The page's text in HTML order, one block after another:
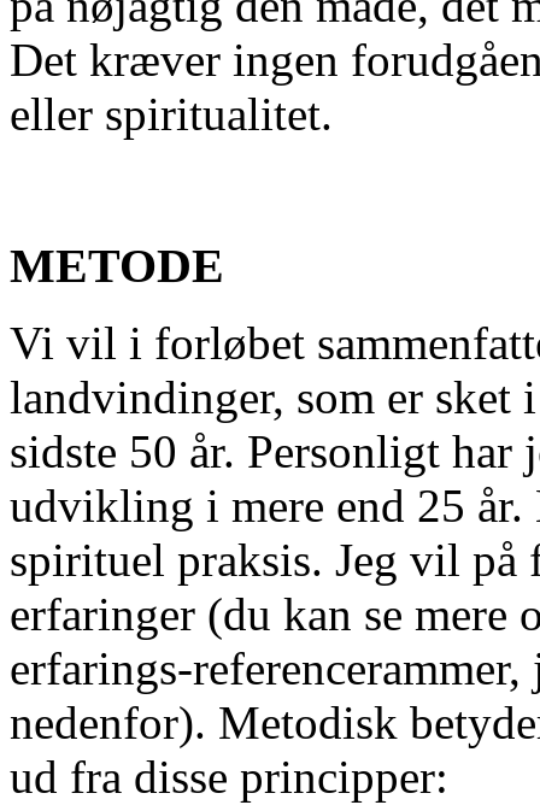
Det kræver ingen
eller spiritualitet.
METODE
Vi vil i forløbet
landvindinger, som er sket
sidste 50 år. Personligt
udvikling i mere end 25
spirituel praksis. Jeg vil
erfaringer (du kan se mere
erfarings-
nedenfor). Metodisk
ud fra disse principper: